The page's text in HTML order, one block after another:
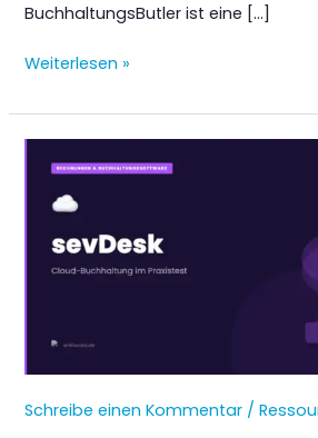
BuchhaltungsButler ist eine […]
Buchhaltungsautomatisierung
BuchhaltungsButler
Weiterlesen »
Schreibe einen Kommentar /